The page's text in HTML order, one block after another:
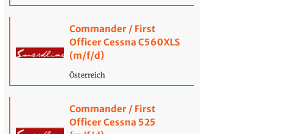
Commander / First
Officer Cessna C560XLS
(m/f/d)
Österreich
Commander / First
Officer Cessna 525